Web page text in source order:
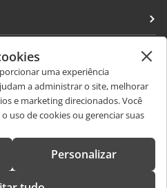
uma experiência
a administrar o site, melhorar
e marketing direcionados. Você
uso de cookies ou gerenciar suas
Personalizar